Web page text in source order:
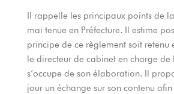
Il rappelle les principaux points de
mai tenue en Préfecture. Il estime
principe de ce règlement soit retenu
le directeur de cabinet en charge de
s’occupe de son élaboration. Il
jour un échange sur son contenu